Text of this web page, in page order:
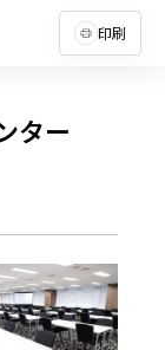
印刷
ター